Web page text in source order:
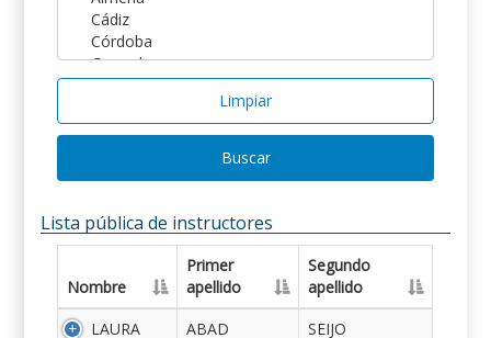
Limpiar
Buscar
Lista pública de instructores
Nombre
Primer
apellido
Segundo
apellido
LAURA
ABAD
SEIJO